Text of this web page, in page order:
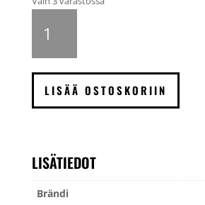
Candy
mustavalkofilmi
135
LISÄÄ OSTOSKORIIN
LISÄTIEDOT
Brändi